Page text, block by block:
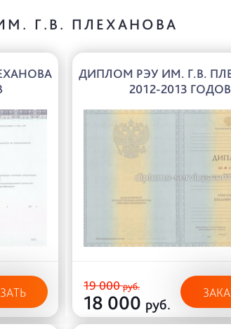
Г.В. ПЛЕХАНОВА
ДИПЛОМ РЭУ ИМ. Г.В.
2012-2013 ГОДОВ
19 000руб.
18 000 руб.